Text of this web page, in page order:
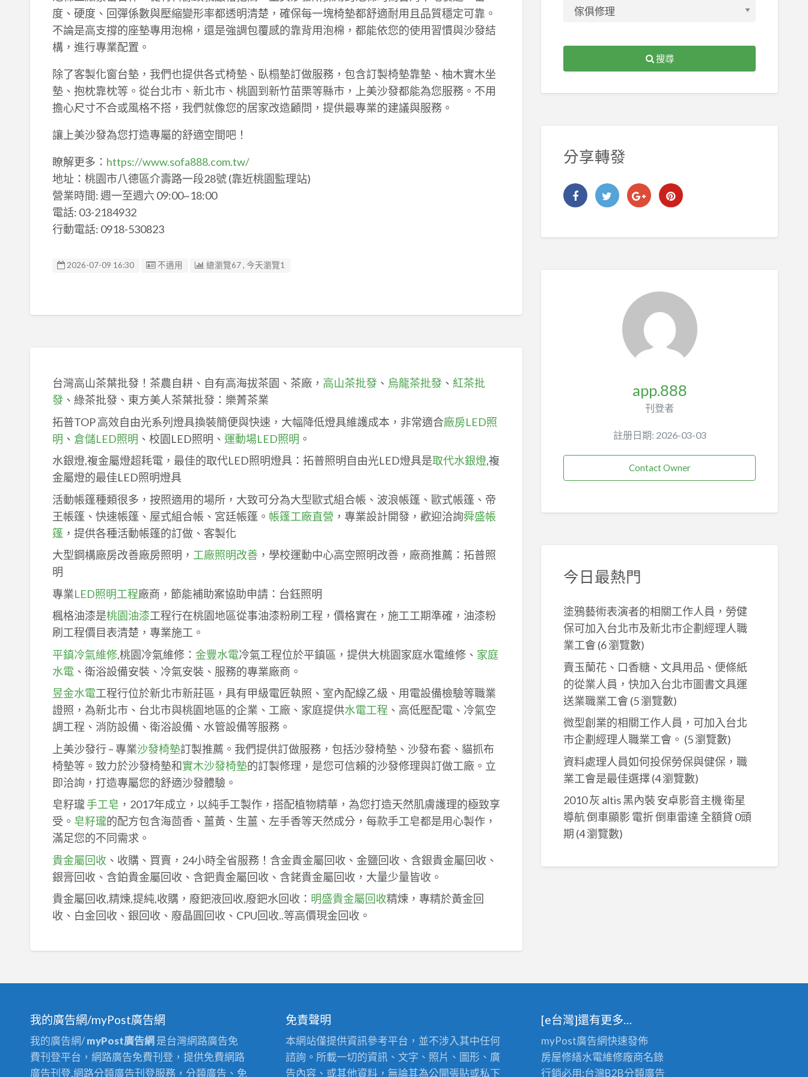
度、硬度、回彈係數與壓縮變形率都透明清楚，確保每一塊椅墊都舒適耐用且品質穩定可靠。
不論是高支撐的座墊專用泡棉，還是強調包覆感的靠背用泡棉，都能依您的使用習慣與沙發結
構，進行專業配置。
除了客製化窗台墊，我們也提供各式椅墊、臥榻墊訂做服務，包含訂製椅墊靠墊、柚木實木坐
墊、抱枕靠枕等。從台北市、新北市、桃園到新竹苗栗等縣市，上美沙發都能為您服務。不用
擔心尺寸不合或風格不搭，我們就像您的居家改造顧問，提供最專業的建議與服務。
讓上美沙發為您打造專屬的舒適空間吧！
瞭解更多： https://www.sofa888.com.tw/
地址：桃園市八德區介壽路一段28號 (靠近桃園監理站)
營業時間: 週一至週六 09:00~18:00
電話: 03-2184932
行動電話: 0918-530823
2026-07-09 16:30 廣告编號
不適用 總瀏覽67 , 今天瀏覽1
台灣高山茶葉批發！茶農自耕、自有高海拔茶園、茶廠， 高山茶批發、 烏龍茶批發、 紅茶批
發、綠茶批發、東方美人茶葉批發：樂菁茶業
拓普TOP 高效自由光系列燈具換裝簡便與快速，大幅降低燈具維護成本，非常適合廠房LED照
明 、 倉儲LED照明 、校園LED照明、 運動場LED照明 。
水銀燈,複金屬燈超耗電，最佳的取代LED照明燈具：拓普照明自由光LED燈具是取代水銀燈,複
金屬燈的最佳LED照明燈具
活動帳篷種類很多，按照適用的場所，大致可分為大型歐式組合帳、波浪帳篷、歐式帳篷、帝
王帳篷、快速帳篷、屋式組合帳、宮廷帳篷。 帳篷工廠直營 ，專業設計開發，歡迎洽詢舜盛帳
篷，提供各種活動帳篷的訂做、客製化
大型鋼構廠房改善廠房照明， 工廠照明改善，學校運動中心高空照明改善，廠商推薦：拓普照
明
專業LED照明工程廠商，節能補助案協助申請：台鈺照明
楓格油漆是桃園油漆工程行在桃園地區從事油漆粉刷工程，價格實在，施工工期準確，油漆粉
刷工程價目表清楚，專業施工。
平鎮冷氣維修,桃園冷氣維修： 金豐水電冷氣工程位於平鎮區，提供大桃園家庭水電維修、 家庭
水電、衛浴設備安裝、冷氣安裝、服務的專業廠商。
昱金水電工程行位於新北市新莊區，具有甲級電匠執照、室內配線乙級、用電設備檢驗等職業
證照，為新北市、台北市與桃園地區的企業、工廠、家庭提供水電工程 、高低壓配電、冷氣空
調工程、消防設備、衛浴設備、水管設備等服務。
上美沙發行 – 專業沙發椅墊訂製推薦。我們提供訂做服務，包括沙發椅墊、沙發布套、貓抓布
椅墊等。致力於沙發椅墊和實木沙發椅墊的訂製修理，是您可信賴的沙發修理與訂做工廠。立
即洽詢，打造專屬您的舒適沙發體驗。
皂籽瓏手工皂 ，2017年成立，以純手工製作，搭配植物精華，為您打造天然肌膚護理的極致享
受。 皂籽瓏的配方包含海茴香、薑黃、生薑、左手香等天然成分，每款手工皂都是用心製作，
滿足您的不同需求。
貴金屬回收、收購、買賣，24小時全省服務！含金貴金屬回收、金鹽回收、含銀貴金屬回收、
銀膏回收、含鉑貴金屬回收、含鈀貴金屬回收、含銠貴金屬回收，大量少量皆收。
貴金屬回收,精煉,提純,收購，廢鈀液回收,廢鈀水回收： 明盛貴金屬回收精煉，專精於黃金回
收、白金回收、銀回收、廢晶圓回收、CPU回收..等高價現金回收。
搜尋
分享轉發
app.888
刊登者
註册日期: 2026-03-03
Contact Owner
今日最熱門
塗鴉藝術表演者的相關工作人員，勞健
保可加入台北市及新北巿企劃經理人職
業工會 (6 瀏覽數)
賣玉蘭花、口香糖、文具用品、便條紙
的從業人員，快加入台北市圖書文具運
送業職業工會 (5 瀏覽數)
微型創業的相關工作人員，可加入台北
市企劃經理人職業工會。 (5 瀏覽數)
資料處理人員如何投保勞保與健保，職
業工會是最佳選擇(4 瀏覽數)
2010 灰 altis 黑內裝 安卓影音主機 衛星
導航 倒車顯影 電折 倒車雷達 全額貸 0頭
期 (4 瀏覽數)
我的廣告網/myPost廣告網
我的廣告網/myPost廣告網 是台灣網路廣告免
費刊登平台，網路廣告免費刊登，提供免費網路
廣告刊登,網路分類廣告刊登服務，分類廣告、免
免責聲明
本網站僅提供資訊參考平台，並不涉入其中任何
諮詢。所載一切的資訊、文字、照片、圖形、廣
告內容、或其他資料，無論其為公開張貼或私下
[e台灣]還有更多…
myPost廣告網快速發佈
房屋修繕水電維修廠商名錄
行銷必用:台灣B2B分類廣告